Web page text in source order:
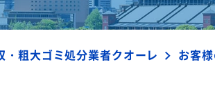
粗大ゴミ処分業者クオーレ お客